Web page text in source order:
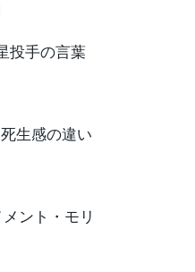
投手の言葉
生感の違い
ント・モリ